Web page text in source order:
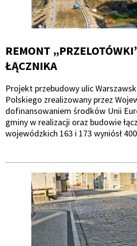
REMONT
ŁĄCZNIKA
Projekt przebudowy ulic
Polskiego zrealizowany przez
dofinansowaniem środków Unii
gminy w realizacji oraz budowie
wojewódzkich 163 i 173 wyniósł